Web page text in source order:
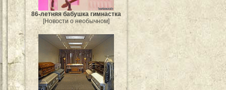
86-летняя бабушка гимнастка
[Новости о необычном]